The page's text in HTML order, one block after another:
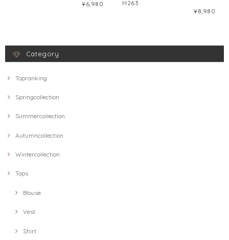
¥6,980
H263
¥8,980
Category
Topranking
Springcollection
Summercollection
Autumncollection
Wintercollection
Tops
Blouse
Vest
Shirt